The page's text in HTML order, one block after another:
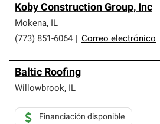
Koby Construction Group, Inc
Mokena, IL
(773) 851-6064
Correo electrónico
Baltic Roofing
Willowbrook, IL
Financiación disponible